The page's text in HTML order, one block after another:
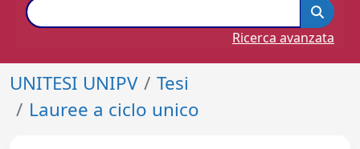
Ricerca avanzata
UNITESI UNIPV
Tesi
Lauree a ciclo unico